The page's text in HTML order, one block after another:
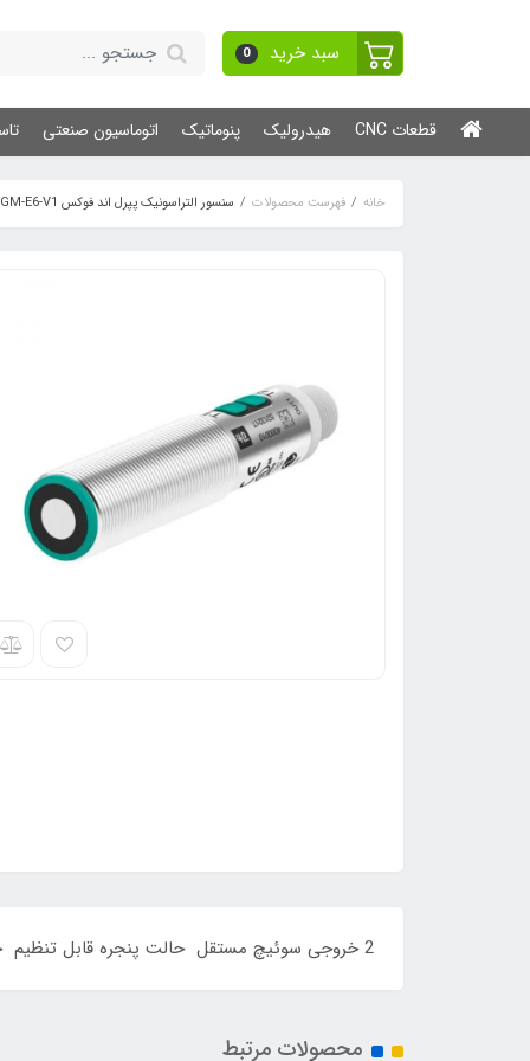
سبد خرید 0
قطعات CNC هیدرولیک پنوماتیک اتوماسیون صنعتی
خانه فهرست محصولات سنسور التراسونیک پپرل اند فوکس UC1000-30GM-E6-V1
2 خروجی سوئیچ مستقل حالت پنجره قابل تنظیم جبران دمایی طراحی جمع جور
محصولات مرتبط